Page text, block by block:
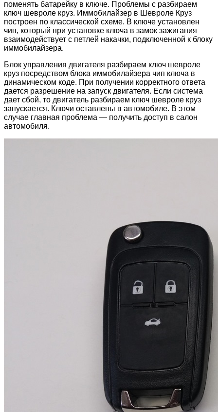
поменять батарейку в ключе. Проблемы с разбираем
ключ шевроле круз. Иммобилайзер в Шевроле Круз
построен по классической схеме. В ключе установлен
чип, который при установке ключа в замок зажигания
взаимодействует с петлей накачки, подключенной к блоку
иммобилайзера.
Блок управления двигателя разбираем ключ шевроле
круз посредством блока иммобилайзера чип ключа в
динамическом коде. При получении корректного ответа
дается разрешение на запуск двигателя. Если система
дает сбой, то двигатель разбираем ключ шевроле круз
запускается. Ключи оставлены в автомобиле. В этом
случае главная проблема — получить доступ в салон
автомобиля.